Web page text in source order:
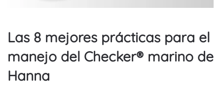
Las 8 mejores prácticas para el
manejo del Checker® marino de
Hanna